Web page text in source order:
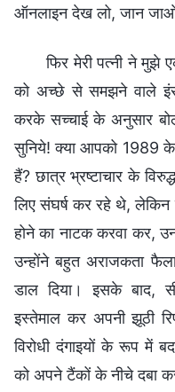
ऑनलाइन देख लो, जान
फिर मेरी पत्नी ने मुझे
को अच्छे से समझने वाले
करके सच्चाई के अनुसार
सुनिये! क्या आपको 1989 के
हैं? छात्र भ्रष्टाचार के
लिए संघर्ष कर रहे थे,
होने का नाटक करवा कर,
उन्होंने बहुत अराजकता
डाल दिया। इसके बाद,
इस्तेमाल कर अपनी झूठी
विरोधी दंगाइयों के रूप में
को अपने टैंकों के नीचे दबा